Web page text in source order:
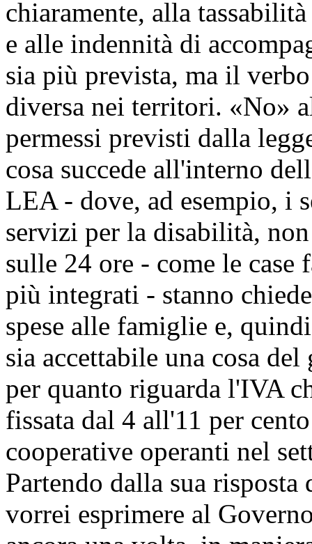
chiaramente, alla
e alle indennità di
sia più prevista, ma il
diversa nei territori. «No»
permessi previsti dalla
cosa succede all'interno
LEA - dove, ad esempio, i
servizi per la disabilità,
sulle 24 ore - come le
più integrati - stanno
spese alle famiglie e,
sia accettabile una cosa
per quanto riguarda l'IVA
fissata dal 4 all'11 per
cooperative operanti nel
Partendo dalla sua
vorrei esprimere al